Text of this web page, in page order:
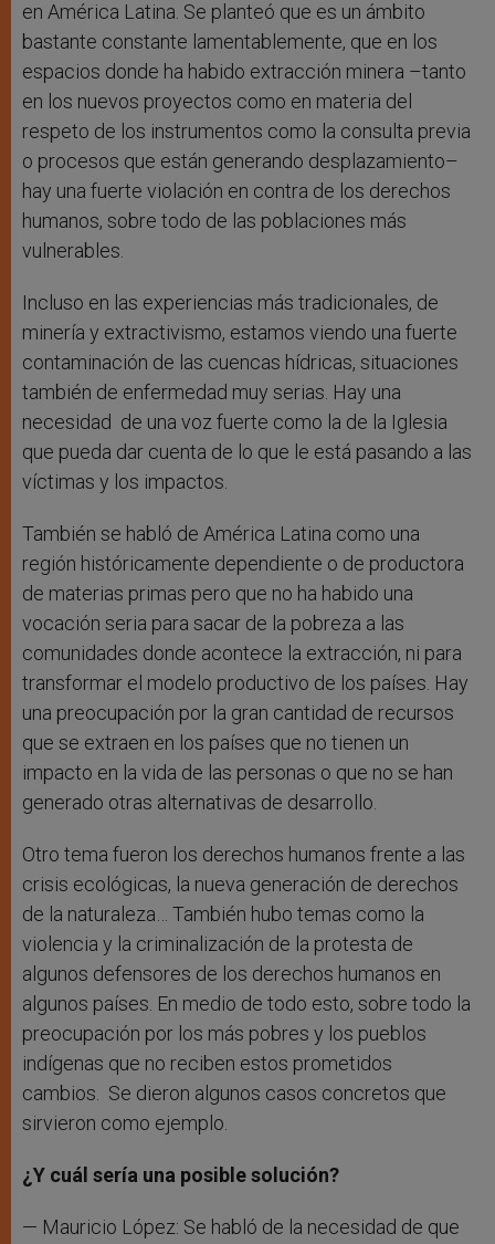
en América Latina. Se planteó que es un ámbito
bastante constante lamentablemente, que en los
espacios donde ha habido extracción minera –tanto
en los nuevos proyectos como en materia del
respeto de los instrumentos como la consulta previa
o procesos que están generando desplazamiento–
hay una fuerte violación en contra de los derechos
humanos, sobre todo de las poblaciones más
vulnerables.
Incluso en las experiencias más tradicionales, de
minería y extractivismo, estamos viendo una fuerte
contaminación de las cuencas hídricas, situaciones
también de enfermedad muy serias. Hay una
necesidad de una voz fuerte como la de la Iglesia
que pueda dar cuenta de lo que le está pasando a las
víctimas y los impactos.
También se habló de América Latina como una
región históricamente dependiente o de productora
de materias primas pero que no ha habido una
vocación seria para sacar de la pobreza a las
comunidades donde acontece la extracción, ni para
transformar el modelo productivo de los países. Hay
una preocupación por la gran cantidad de recursos
que se extraen en los países que no tienen un
impacto en la vida de las personas o que no se han
generado otras alternativas de desarrollo.
Otro tema fueron los derechos humanos frente a las
crisis ecológicas, la nueva generación de derechos
de la naturaleza… También hubo temas como la
violencia y la criminalización de la protesta de
algunos defensores de los derechos humanos en
algunos países. En medio de todo esto, sobre todo la
preocupación por los más pobres y los pueblos
indígenas que no reciben estos prometidos
cambios. Se dieron algunos casos concretos que
sirvieron como ejemplo.
¿Y cuál sería una posible solución?
— Mauricio López: Se habló de la necesidad de que